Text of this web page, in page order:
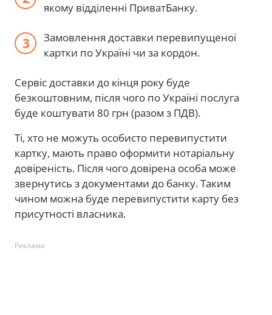
якому відділенні ПриватБанку.
Замовлення доставки перевипущеної
картки по Україні чи за кордон.
Сервіс доставки до кінця року буде
безкоштовним, після чого по Україні послуга
буде коштувати 80 грн (разом з ПДВ).
Ті, хто не можуть особисто перевипустити
картку, мають право оформити нотаріальну
довіреність. Після чого довірена особа може
звернутись з документами до банку. Таким
чином можна буде перевипустити карту без
присутності власника.
Реклама